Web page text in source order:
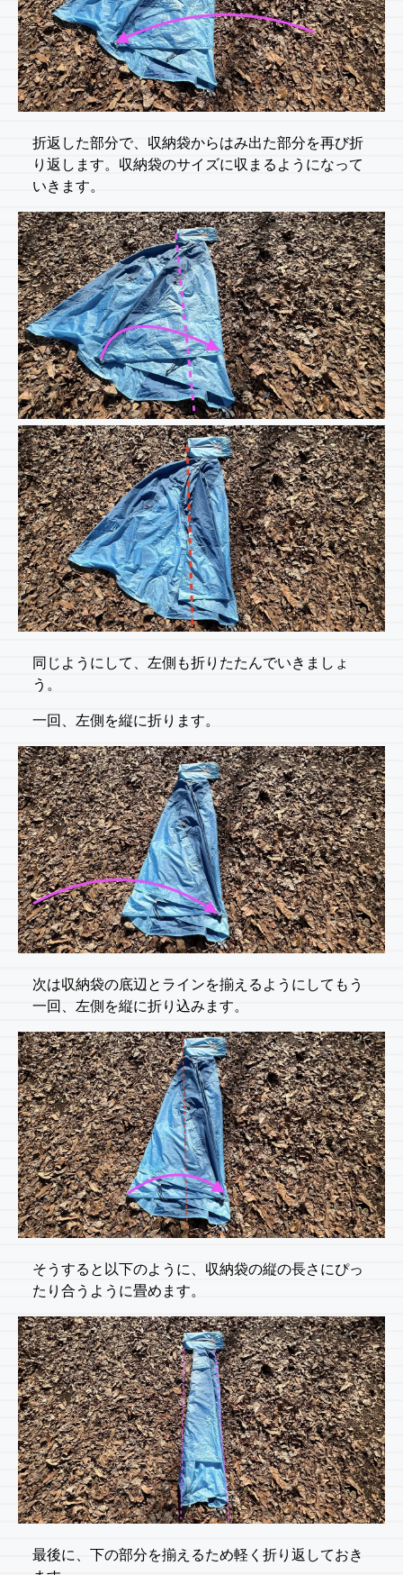
折返した部分で、収納袋からはみ出た部分を再び折
り返します。収納袋のサイズに収まるようになって
いきます。
同じようにして、左側も折りたたんでいきましょ
う。
一回、左側を縦に折ります。
次は収納袋の底辺とラインを揃えるようにしてもう
一回、左側を縦に折り込みます。
そうすると以下のように、収納袋の縦の長さにぴっ
たり合うように畳めます。
最後に、下の部分を揃えるため軽く折り返しておき